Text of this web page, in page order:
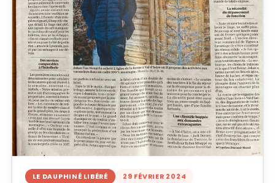
LE DAUPHINÉ LIBÉRÉ 29 FÉVRIER 2024